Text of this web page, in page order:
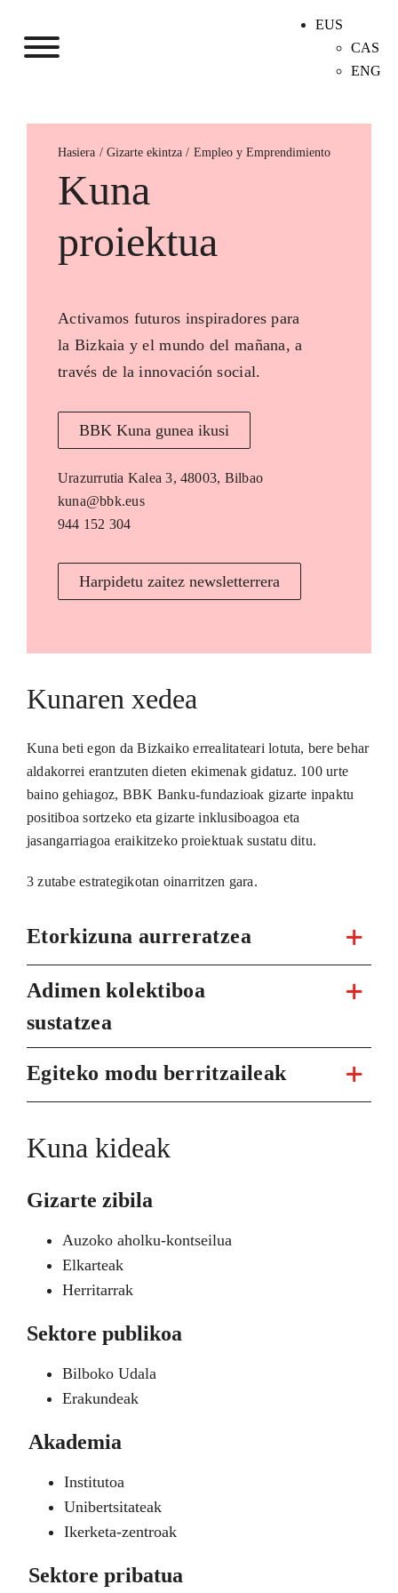
EUS
CAS
ENG
Hasiera Empleo y Emprendimiento
Kuna
proiektua
Activamos futuros inspiradores para
la Bizkaia y el mundo del mañana, a
través de la innovación social.
BBK Kuna gunea ikusi
Urazurrutia Kalea 3, 48003, Bilbao
kuna@bbk.eus
944 152 304
Harpidetu zaitez newsletterrera
Kunaren xedea
Kuna beti egon da Bizkaiko errealitateari lotuta, bere behar
aldakorrei erantzuten dieten ekimenak gidatuz. 100 urte
baino gehiagoz, BBK Banku-fundazioak gizarte inpaktu
positiboa sortzeko eta gizarte inklusiboagoa eta
jasangarriagoa eraikitzeko proiektuak sustatu ditu.
3 zutabe estrategikotan oinarritzen gara.
Etorkizuna aurreratzea
Adimen kolektiboa
sustatzea
Egiteko modu berritzaileak
Kuna kideak
Gizarte zibila
Auzoko aholku-kontseilua
Elkarteak
Herritarrak
Sektore publikoa
Bilboko Udala
Erakundeak
Akademia
Institutoa
Unibertsitateak
Ikerketa-zentroak
Sektore pribatua